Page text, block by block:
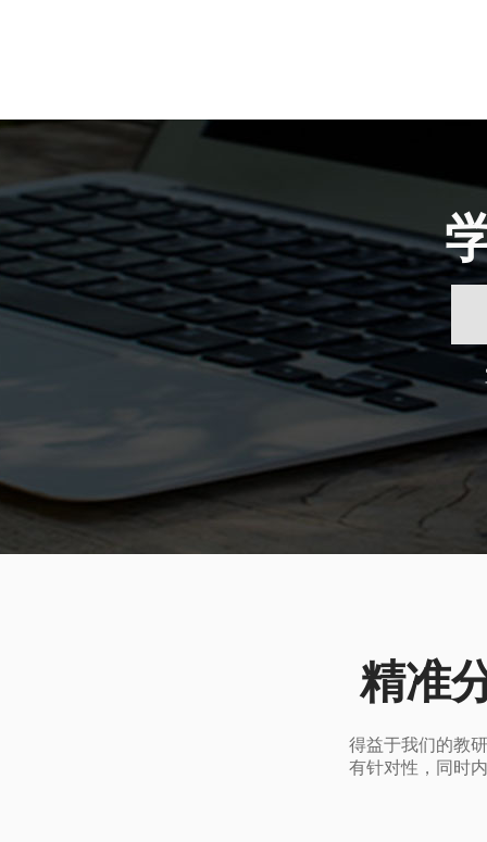
精准
得益于我们的教
有针对性，同时